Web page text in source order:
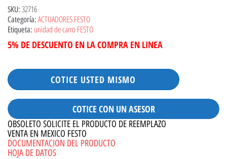
SKU: 32716
Categoría: ACTUADORES FESTO
Etiqueta: unidad de carro FESTO
5% DE DESCUENTO EN LA COMPRA EN LINEA
COTICE USTED MISMO
COTICE CON UN ASESOR
OBSOLETO SOLICITE EL PRODUCTO DE REEMPLAZO
VENTA EN MEXICO FESTO
DOCUMENTACION DEL PRODUCTO
HOJA DE DATOS